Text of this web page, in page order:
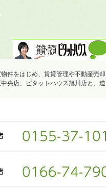
件をはじめ、賃貸管理や不動産売
店、ピタットハウス旭川店と、